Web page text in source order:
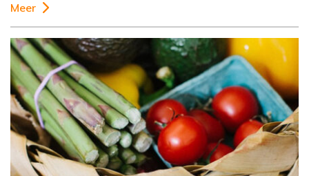
Meer